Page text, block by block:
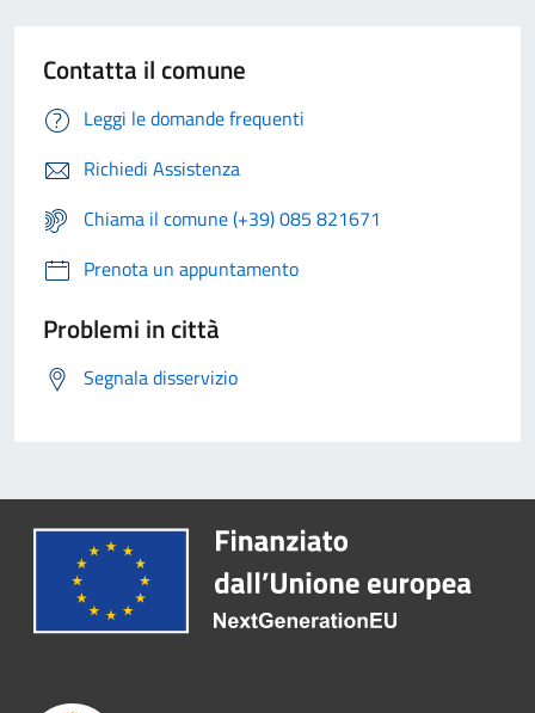
Contatta il comune
Leggi le domande frequenti
Richiedi Assistenza
Chiama il comune (+39) 085 821671
Prenota un appuntamento
Problemi in città
Segnala disservizio